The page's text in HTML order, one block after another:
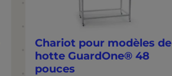
comparateur
Chariot pour modèles de
hotte GuardOne® 48
pouces